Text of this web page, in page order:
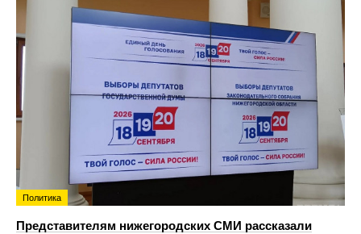
Политика
Представителям нижегородских СМИ рассказали